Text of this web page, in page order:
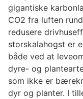
gigantiske
CO2 fra luften
redusere
storskalahogst er
både ved at
dyre- og
som ikke er
dyr og planter. I